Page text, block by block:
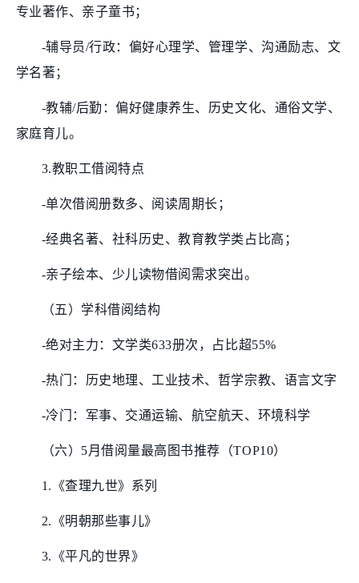
专业著作、亲子童书；
-辅导员/行政：偏好心理学、管理学、沟通励志、文
学名著；
-教辅/后勤：偏好健康养生、历史文化、通俗文学、
家庭育儿。
3.教职工借阅特点
-单次借阅册数多、阅读周期长；
-经典名著、社科历史、教育教学类占比高；
-亲子绘本、少儿读物借阅需求突出。
（五）学科借阅结构
-绝对主力：文学类633册次，占比超55%
-热门：历史地理、工业技术、哲学宗教、语言文字
-冷门：军事、交通运输、航空航天、环境科学
（六）5月借阅量最高图书推荐（TOP10）
1.《查理九世》系列
2.《明朝那些事儿》
3.《平凡的世界》